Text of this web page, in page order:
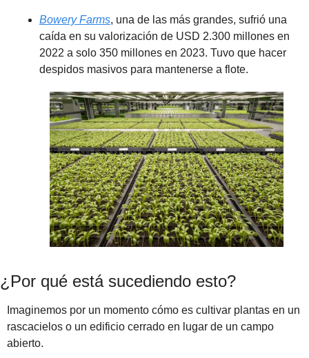
Bowery Farms, una de las más grandes, sufrió una
caída en su valorización de USD 2.300 millones en
2022 a solo 350 millones en 2023. Tuvo que hacer
despidos masivos para mantenerse a flote.
¿Por qué está sucediendo esto?
Imaginemos por un momento cómo es cultivar plantas en un
rascacielos o un edificio cerrado en lugar de un campo
abierto.